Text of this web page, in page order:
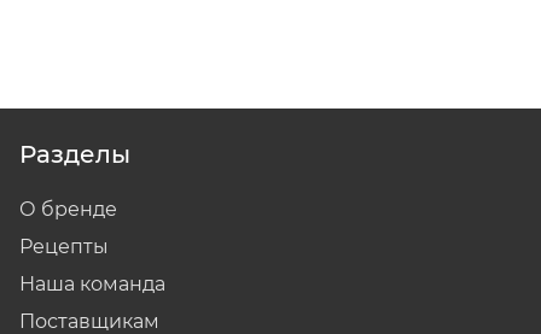
Разделы
О бренде
Рецепты
Наша команда
Поставщикам